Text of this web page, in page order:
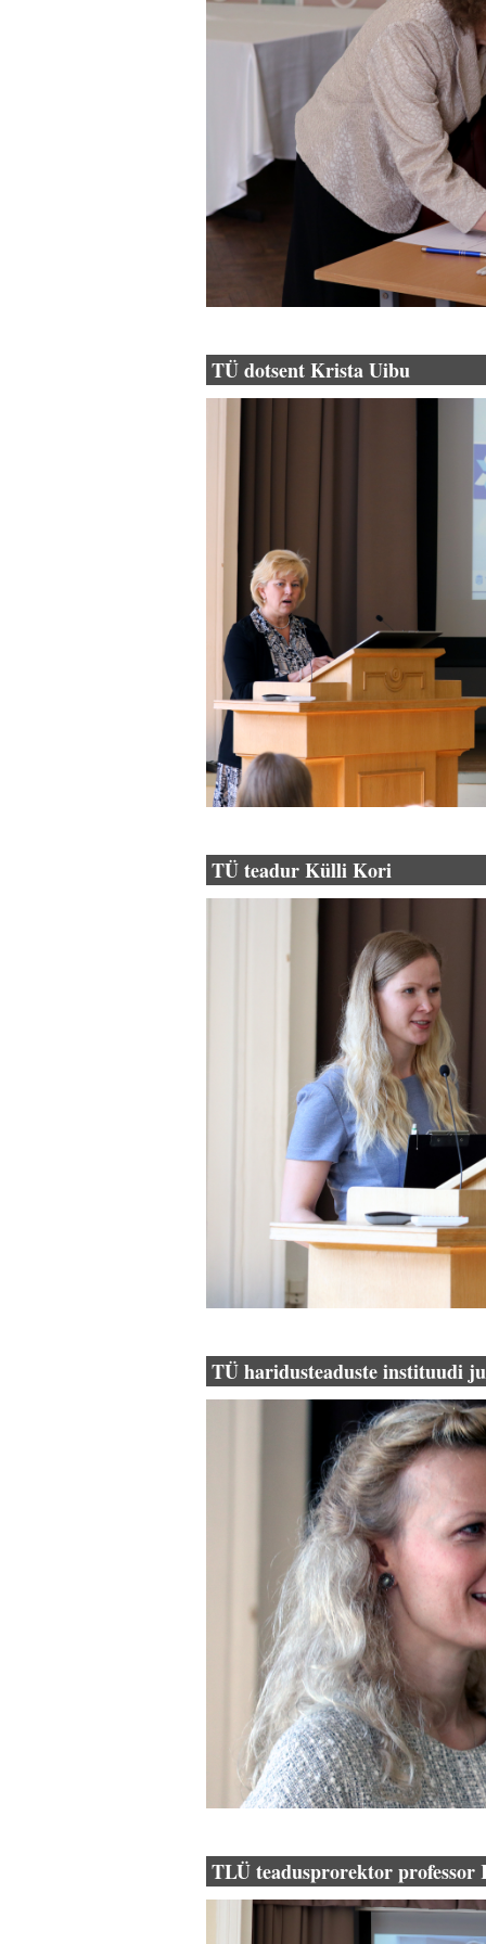
TÜ dotsent Krista Uibu
TÜ teadur Külli Kori
TÜ haridusteaduste instituudi
TLÜ teadusprorektor professor